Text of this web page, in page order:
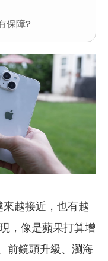
保障?
越接近，也有越
，像是蘋果打算增
前鏡頭升級、瀏海